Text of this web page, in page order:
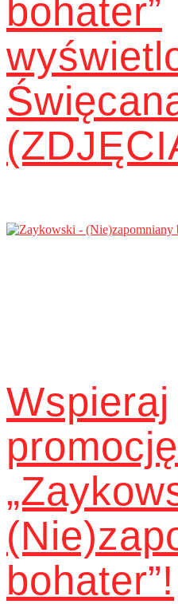
bohater”
Wspieraj
bohater”!